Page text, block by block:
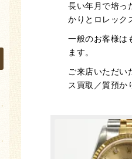
長い年月で培っ
かりとロレック
一般のお客様は
ます。
ご来店いただい
ス買取／質預か